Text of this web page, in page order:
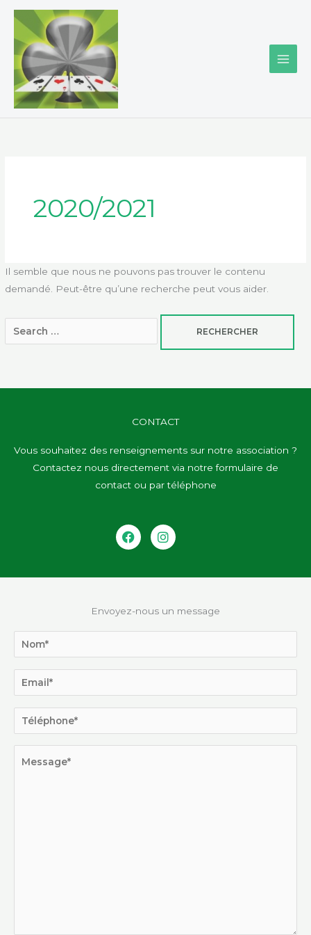
Aller
contenu
2020/2021
Il semble que nous ne pouvons pas trouver le contenu
demandé. Peut-être qu’une recherche peut vous aider.
CONTACT
Vous souhaitez des renseignements sur notre association ?
Contactez nous directement via notre formulaire de
contact ou par téléphone
FacebookInstagram
Envoyez-nous un message